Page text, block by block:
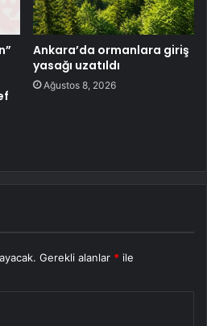
Ankara’da ormanlara giriş
yasağı uzatıldı
Ağustos 8, 2026
Gerekli alanlar * ile